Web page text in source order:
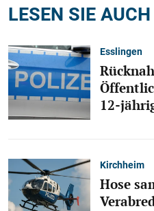
LESEN SIE AUCH
Esslingen
12-
Kirchheim
Hose